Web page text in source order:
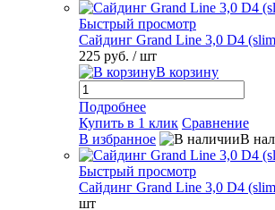
Быстрый просмотр
Сайдинг Grand Line 3,0 D4
225 руб. / шт
В корзину
Подробнее
Купить в 1 клик Сравнение
В избранное
В
Быстрый просмотр
Сайдинг Grand Line 3,0 D4
шт